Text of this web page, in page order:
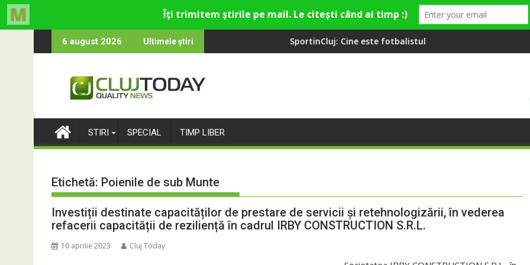
to
6 august 2026 Ultimele știri
cultural și de divertisment din Cluj-Napoca
luna devine o întrebare SportinCluj: Cine este fotbalistul cu două diplome care a învățat româna la
Compania de Apă
STIRI SPECIAL TIMP LIBER
Etichetă: Poienile de sub Munte
Investiții destinate capacităților de prestare de servicii și retehnologizării, în vederea
refacerii capacității de reziliență în cadrul IRBY CONSTRUCTION S.R.L.
10 aprilie 2023 Cluj Today